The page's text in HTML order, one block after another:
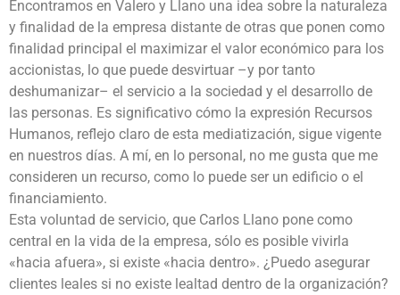
Encontramos en Valero y Llano una idea sobre la naturaleza
y finalidad de la empresa distante de otras que ponen como
finalidad principal el maximizar el valor económico para los
accionistas, lo que puede desvirtuar –y por tanto
deshumanizar– el servicio a la sociedad y el desarrollo de
las personas. Es significativo cómo la expresión Recursos
Humanos, reflejo claro de esta mediatización, sigue vigente
en nuestros días. A mí, en lo personal, no me gusta que me
consideren un recurso, como lo puede ser un edificio o el
financiamiento.
Esta voluntad de servicio, que Carlos Llano pone como
central en la vida de la empresa, sólo es posible vivirla
«hacia afuera», si existe «hacia dentro». ¿Puedo asegurar
clientes leales si no existe lealtad dentro de la organización?